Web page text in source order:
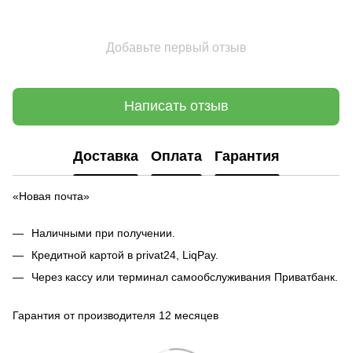
Добавьте первый отзыв
Написать отзыв
Доставка Оплата Гарантия
«Новая почта»
Наличными при получении.
Кредитной картой в privat24, LiqPay.
Через кассу или терминал самообслуживания Приватбанк.
Гарантия от производителя 12 месяцев